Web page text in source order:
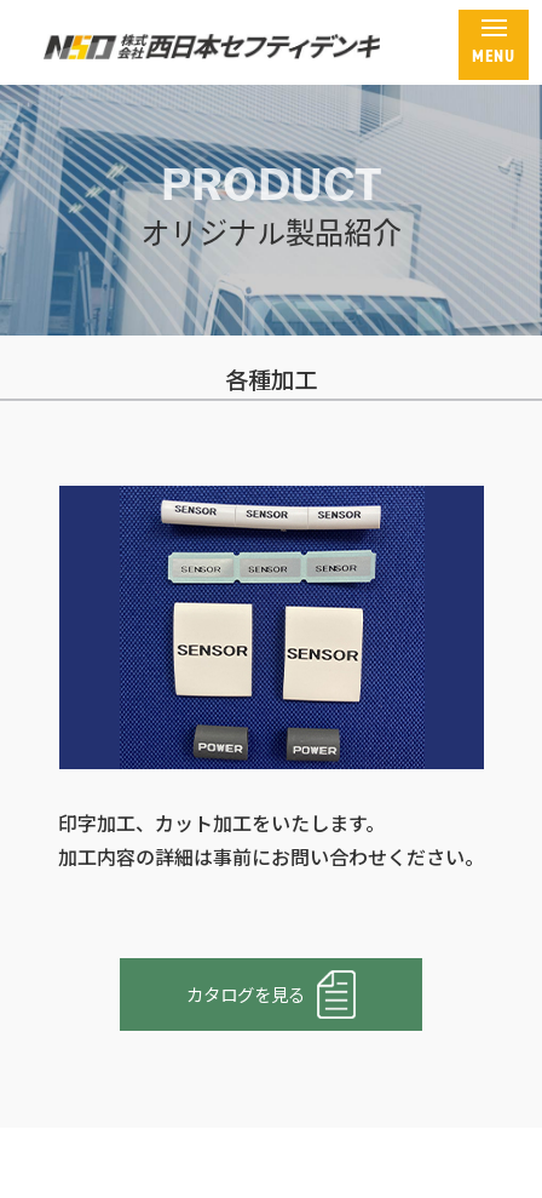
ホーム
会社概要
製品紹介
オリジナル製品一覧
汎用マーキングチューブ
電線保護材
各種表示製品
各種加工
オリジナル製品代理店
その他取扱メーカー一覧
オリジナル製品紹介
PRODUCT
各種加工
印字加工、カット加工をいたします。
加工内容の詳細は事前にお問い合わせください。
カタログを見る